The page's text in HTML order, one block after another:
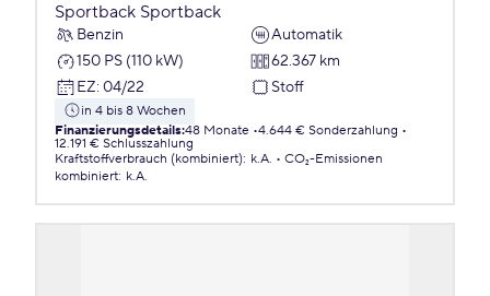
Sportback Sportback
Benzin
Automatik
150 PS (110 kW)
62.367 km
EZ: 04/22 Stoff
in 4 bis 8 Wochen
Finanzierungsdetails:48 Monate 4.644 € Sonderzahlung
12.191 € Schlusszahlung
Kraftstoffverbrauch (kombiniert): k.A.
CO₂-Emissionen
kombiniert: k.A.